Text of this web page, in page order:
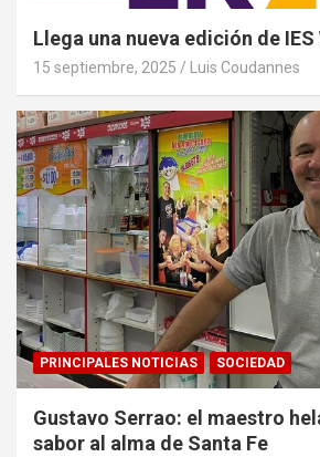
Llega una nueva edición de IES
15 septiembre, 2025 Luis Coudannes
PRINCIPALES NOTICIAS SOCIEDAD
Gustavo Serrao: el maestro
sabor al alma de Santa Fe